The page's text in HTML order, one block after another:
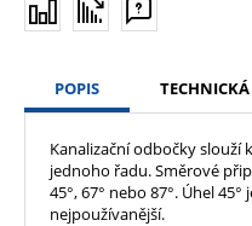
POPIS TECHNICKÁ
Kanalizační odbočky slouží
jednoho řadu. Směrové
45°, 67° nebo 87°. Úhel
nejpoužívanější.